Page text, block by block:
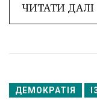
ЧИТАТИ ДАЛІ
ДЕМОКРАТІЯ